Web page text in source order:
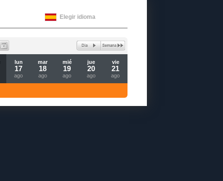
Elegir idioma
lun
17
ago
mar
18
ago
mié
19
ago
jue
20
ago
vie
21
ago